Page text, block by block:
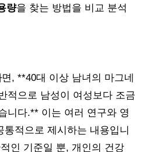
량을 찾는 방법을 비교 분석
, **40대 이상 남녀의 마그네
적으로 남성이 여성보다 조금
니다.** 이는 여러 연구와 영
통적으로 제시하는 내용입니
인 기준일 뿐, 개인의 건강